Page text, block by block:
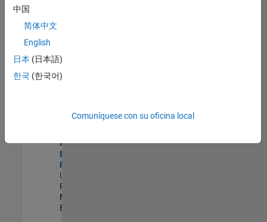
Product Strategy Lead - Cloud & Ecosystem for Simulink
Ecosystem for
US-MA-Natick
Experimentado
Product
Engineer -
FPGA / ASIC
US-MA-Natick
Product
Marketing |
Experimentado
中国
简体中文
English
日本 (日本語)
한국 (한국어)
Comuníquese con su oficina local